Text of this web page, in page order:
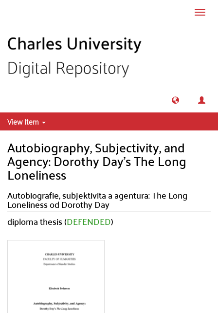
View Item
Autobiography, Subjectivity, and
Agency: Dorothy Day's The Long
Loneliness
Autobiografie, subjektivita a agentura: The Long
Loneliness od Dorothy Day
diploma thesis (DEFENDED)